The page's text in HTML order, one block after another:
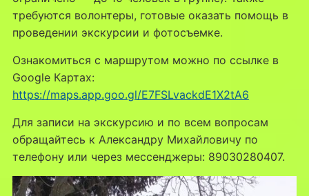
требуются волонтеры, готовые оказать помощь в
проведении экскурсии и фотосъемке.
Ознакомиться с маршрутом можно по ссылке в
Google Картах:
https://maps.app.goo.gl/E7FSLvackdE1X2tA6
Для записи на экскурсию и по всем вопросам
обращайтесь к Александру Михайловичу по
телефону или через мессенджеры: 89030280407.